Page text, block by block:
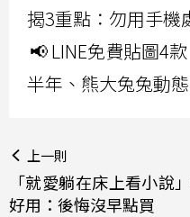
揭3重點：勿用手機
📢 LINE免費貼圖4
半年、熊大兔兔動
上一則
「就愛躺在床上看小說
好用：後悔沒早點買